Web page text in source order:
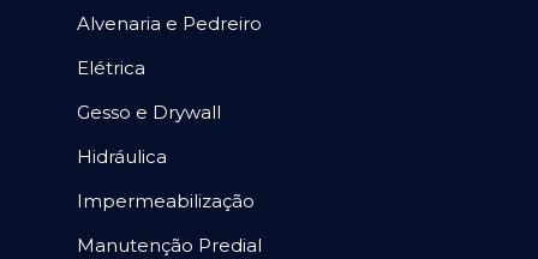
Alvenaria e Pedreiro
Elétrica
Gesso e Drywall
Hidráulica
Impermeabilização
Manutenção Predial